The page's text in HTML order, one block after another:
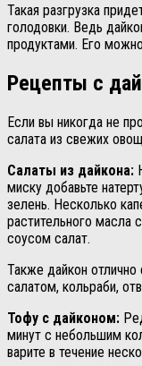
Такая разгрузка
голодовки. Ведь
продуктами. Его
Рецепты с
Если вы никогда не
салата из свежих
Салаты из дайкона:
миску добавьте
зелень. Несколько
растительного масла
соусом салат.
Также дайкон
салатом, кольраби,
Тофу с дайконом:
минут с небольшим
варите в течение